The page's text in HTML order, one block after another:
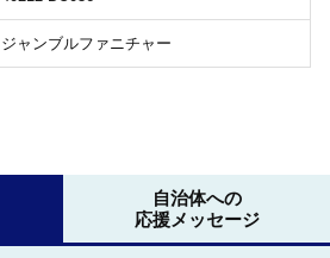
ジャンブルファニチャー
自治体への
応援メッセージ